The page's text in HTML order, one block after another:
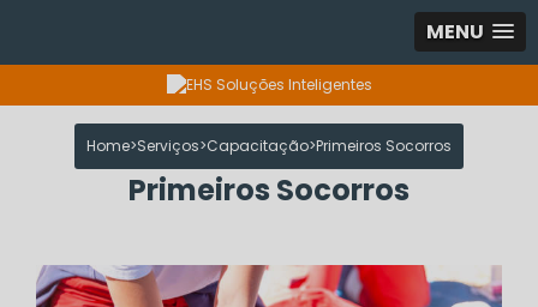
MENU
Home Serviços Capacitação Primeiros Socorros
Primeiros Socorros